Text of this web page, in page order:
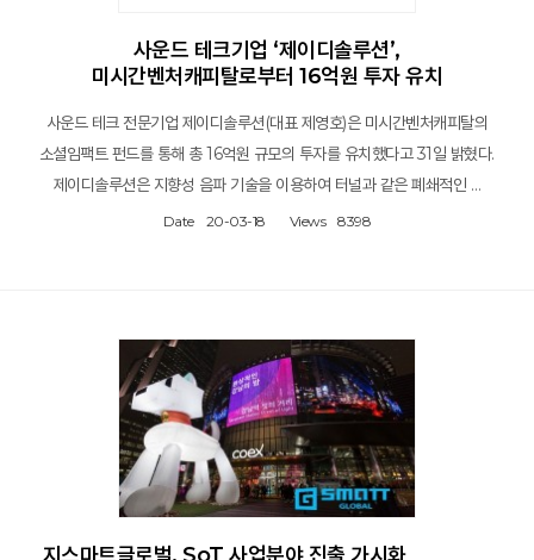
사운드 테크기업 ‘제이디솔루션’,
미시간벤처캐피탈로부터 16억원 투자 유치
사운드 테크 전문기업 제이디솔루션(대표 제영호)은 미시간벤처캐피탈의
소셜임팩트 펀드를 통해 총 16억원 규모의 투자를 유치했다고 31일 밝혔다.
제이디솔루션은 지향성 음파 기술을 이용하여 터널과 같은 폐쇄적인 …
Date 20-03-18 Views 8398